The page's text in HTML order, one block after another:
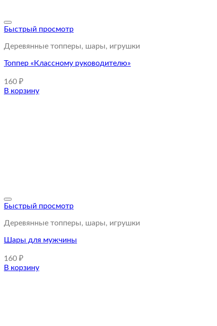
Быстрый просмотр
Деревянные топперы, шары, игрушки
Топпер «Классному руководителю»
160 ₽
В корзину
Быстрый просмотр
Деревянные топперы, шары, игрушки
Шары для мужчины
160 ₽
В корзину